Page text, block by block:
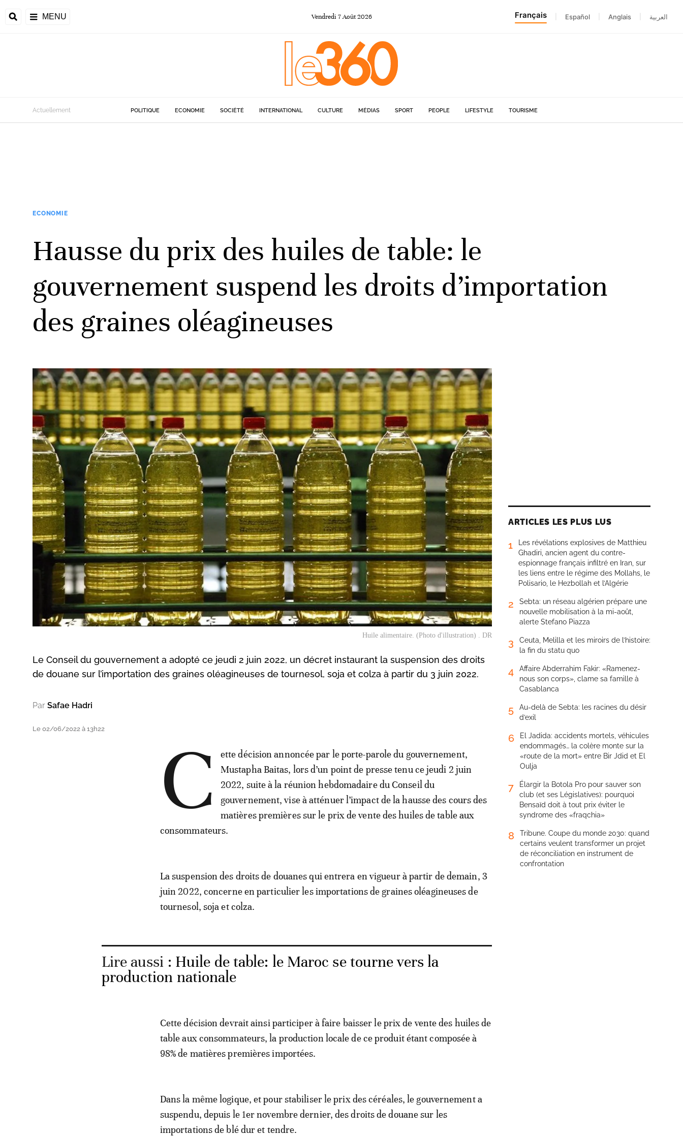
MENU Vendredi 7Août 2026 Français Español Anglais العربية
Actuellement POLITIQUE ECONOMIE SOCIÉTÉ INTERNATIONAL CULTURE MÉDIAS SPORT PEOPLE LIFESTYLE TOURISME
ECONOMIE
Hausse du prix des huiles de table: le
gouvernement suspend les droits d’importation
des graines oléagineuses
Huile alimentaire. (Photo d'illustration) . DR
Le Conseil du gouvernement a adopté ce jeudi 2 juin 2022, un décret instaurant la suspension des droits
de douane sur l’importation des graines oléagineuses de tournesol, soja et colza à partir du 3 juin 2022.
Par Safae Hadri
Le 02/06/2022 à 13h22 C
ette décision annoncée par le porte-parole du gouvernement,
Mustapha Baitas, lors d’un point de presse tenu ce jeudi 2 juin
2022, suite à la réunion hebdomadaire du Conseil du
gouvernement, vise à atténuer l’impact de la hausse des cours des
matières premières sur le prix de vente des huiles de table aux
consommateurs.
La suspension des droits de douanes qui entrera en vigueur à partir de demain, 3
juin 2022, concerne en particulier les importations de graines oléagineuses de
tournesol, soja et colza.
Lire aussi : Huile de table: le Maroc se tourne vers la
production nationale
Cette décision devrait ainsi participer à faire baisser le prix de vente des huiles de
table aux consommateurs, la production locale de ce produit étant composée à
98% de matières premières importées.
Dans la même logique, et pour stabiliser le prix des céréales, le gouvernement a
suspendu, depuis le 1er novembre dernier, des droits de douane sur les
importations de blé dur et tendre.
ARTICLES LES PLUS LUS
1
Les révélations explosives de Matthieu
Ghadiri, ancien agent du contre-
espionnage français infiltré en Iran, sur
les liens entre le régime des Mollahs, le
Polisario, le Hezbollah et l’Algérie
2
Sebta: un réseau algérien prépare une
nouvelle mobilisation à la mi-août,
alerte Stefano Piazza
3
Ceuta, Melilla et les miroirs de l’histoire:
la fin du statu quo
4
Affaire Abderrahim Fakir: «Ramenez-
nous son corps», clame sa famille à
Casablanca
5
Au-delà de Sebta: les racines du désir
d’exil
6
El Jadida: accidents mortels, véhicules
endommagés… la colère monte sur la
«route de la mort» entre Bir Jdid et El
Oulja
7
Élargir la Botola Pro pour sauver son
club (et ses Législatives): pourquoi
Bensaïd doit à tout prix éviter le
syndrome des «fraqchia»
8
Tribune. Coupe du monde 2030: quand
certains veulent transformer un projet
de réconciliation en instrument de
confrontation